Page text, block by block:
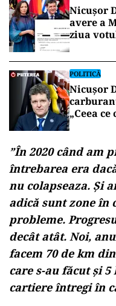
Nicușor
avere a
ziua
POLITICĂ
Nicușor
„Ceea
”În 2020 când am
întrebarea era
nu colapseaza. Și
adică sunt zone în
probleme.
decât atât. Noi,
facem 70 de km
care s-au făcut și
cartiere întregi în